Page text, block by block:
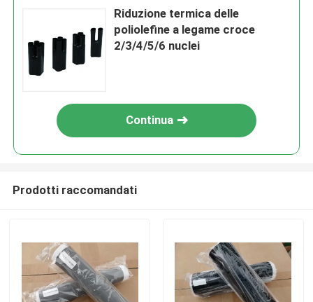
Riduzione termica delle
poliolefine a legame croce
2/3/4/5/6 nuclei
Continua
Prodotti raccomandati